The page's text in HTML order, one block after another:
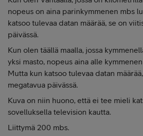
nopeus on aina parinkymmenen mbs
katsoo tulevaa datan määrää, se on
päivässä.
Kun olen täällä maalla, jossa
yksi masto, nopeus aina alle
Mutta kun katsoo tulevaa datan
megatavua päivässä.
Kuva on niin huono, että ei tee mieli
sovelluksella television kautta.
Liittymä 200 mbs.